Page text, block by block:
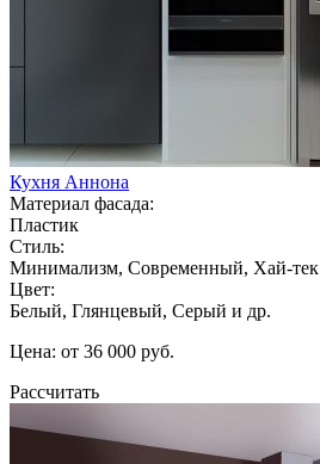
Кухня Аннона
Материал фасада:
Пластик
Стиль:
Минимализм, Современный, Хай-тек
Цвет:
Белый, Глянцевый, Серый и др.
Цена: от 36 000 руб.
Рассчитать